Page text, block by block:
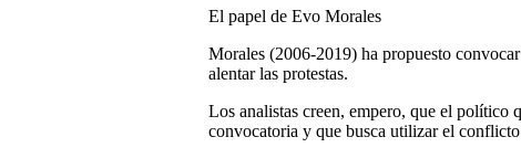
El papel de Evo Morales
Morales (2006-2019) ha propuesto
alentar las protestas.
Los analistas creen, empero, que el político
convocatoria y que busca utilizar el conflicto